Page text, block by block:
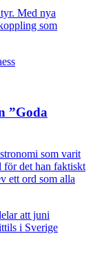
Med nya
som
”Goda
som varit
för det han faktiskt
ett ord som alla